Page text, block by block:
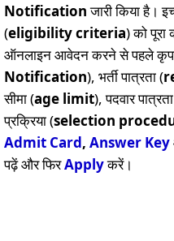
Notificationजारी किया है।
(eligibility criteria) को
ऑनलाइन आवेदन करने से पहले
Notification), भर्ती पात्रता (
सीमा (age limit), पदवार
प्रक्रिया (selection
Admit Card, Answer Key
पढ़ें और फिरApplyकरें।